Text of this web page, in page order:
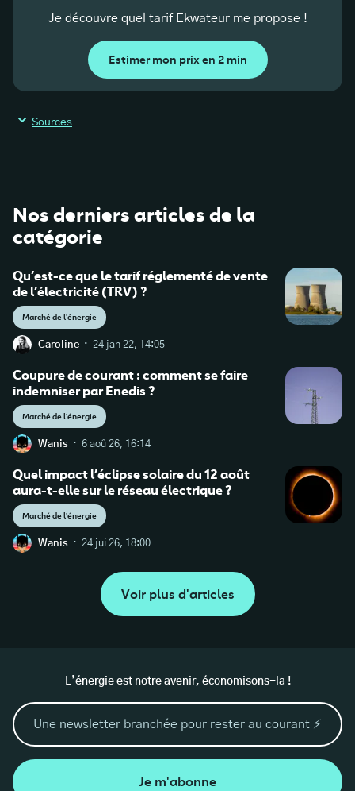
Je découvre quel tarif Ekwateur me propose !
Estimer mon prix en 2 min
Sources
https://ekwateur.fr/gaz-vert-renouvelable/prix-kwh-
gaz/
Nos derniers articles de la
catégorie
Qu’est-ce que le tarif réglementé de vente
de l’électricité (TRV) ?
Marché de l'énergie
Caroline · 24 jan 22, 14:05
Coupure de courant : comment se faire
indemniser par Enedis ?
Marché de l'énergie
Wanis · 6 aoû 26, 16:14
Quel impact l’éclipse solaire du 12 août
aura-t-elle sur le réseau électrique ?
Marché de l'énergie
Wanis · 24 jui 26, 18:00
Voir plus d'articles
L’énergie est notre avenir, économisons-la !
Je m'abonne